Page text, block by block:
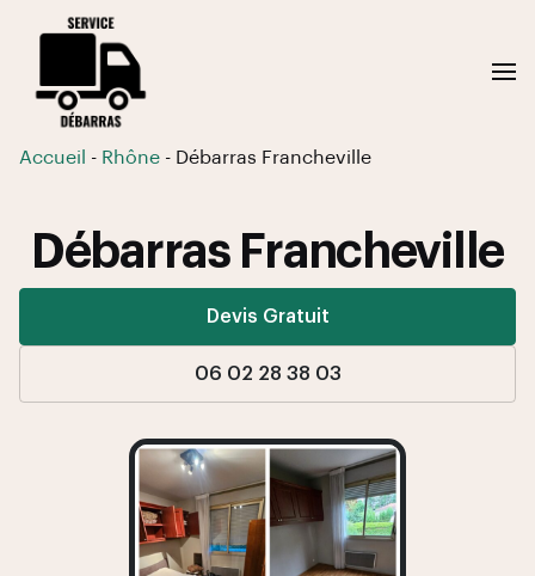
Accueil - Rhône - Débarras Francheville
Débarras Francheville
Devis Gratuit
06 02 28 38 03